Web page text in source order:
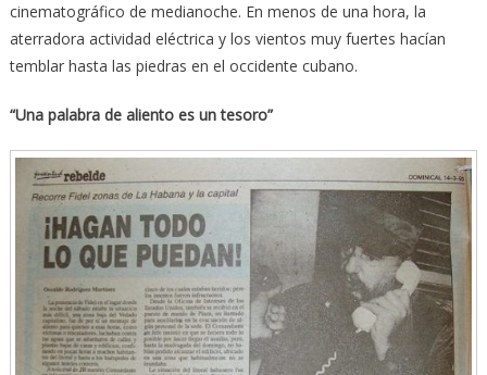
cinematográfico de medianoche. En menos de una hora, la
aterradora actividad eléctrica y los vientos muy fuertes hacían
temblar hasta las piedras en el occidente cubano.
“Una palabra de aliento es un tesoro”